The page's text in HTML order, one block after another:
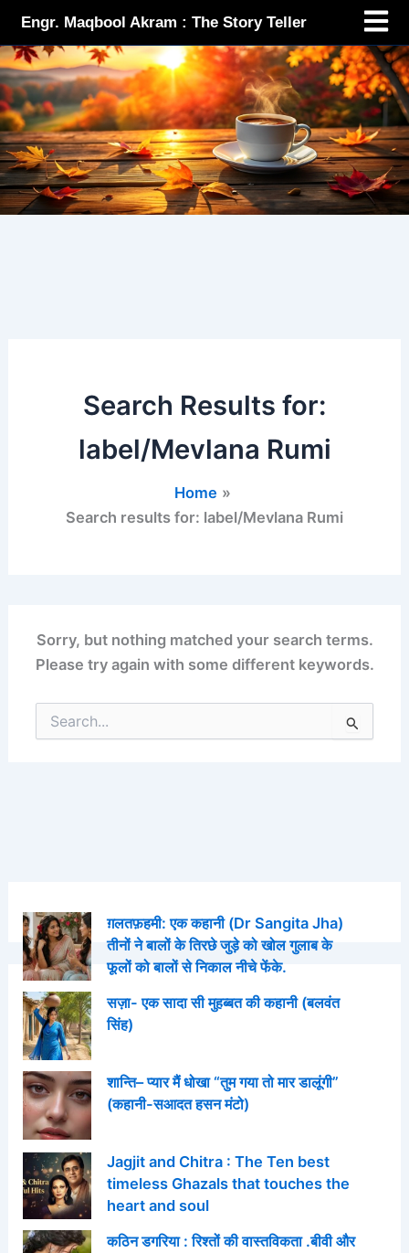
content
Engr. Maqbool Akram : The Story Teller
Menu
Search Results for:
label/Mevlana Rumi
Home
Search results for: label/Mevlana Rumi
Sorry, but nothing matched your search terms.
Please try again with some different keywords.
Search
for:
ग़लतफ़हमी: एक कहानी (Dr Sangita Jha)
तीनों ने बालों के तिरछे जुड़े को खोल गुलाब के
फूलों को बालों से निकाल नीचे फेंके.
सज़ा- एक सादा सी मुहब्बत की कहानी (बलवंत
सिंह)
शान्ति– प्यार मैं धोखा “तुम गया तो मार डालूंगी”
(कहानी-सआदत हसन मंटो)
Jagjit and Chitra : The Ten best
timeless Ghazals that touches the
heart and soul
कठिन डगरिया : रिश्तों की वास्तविकता .बीवी और